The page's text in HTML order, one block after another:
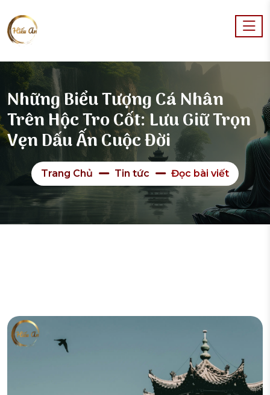
Những Biểu Tượng Cá Nhân
Trên Hộc Tro Cốt: Lưu Giữ Trọn
Vẹn Dấu Ấn Cuộc Đời
Trang Chủ Tin tức Đọc bài viết